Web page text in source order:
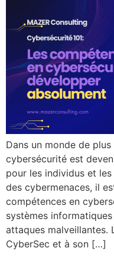
Dans un monde de
cybersécurité est
pour les individus et
des cybermenaces, il
compétences en
systèmes
attaques malveillantes.
CyberSec et à son […]